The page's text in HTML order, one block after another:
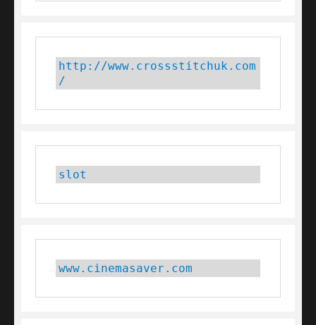
http://www.crossstitchuk.com
/
slot
www.cinemasaver.com